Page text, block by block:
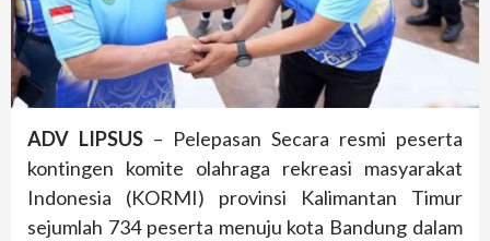
ADV LIPSUS – Pelepasan Secara resmi peserta
kontingen komite olahraga rekreasi masyarakat
Indonesia (KORMI) provinsi Kalimantan Timur
sejumlah 734 peserta menuju kota Bandung dalam